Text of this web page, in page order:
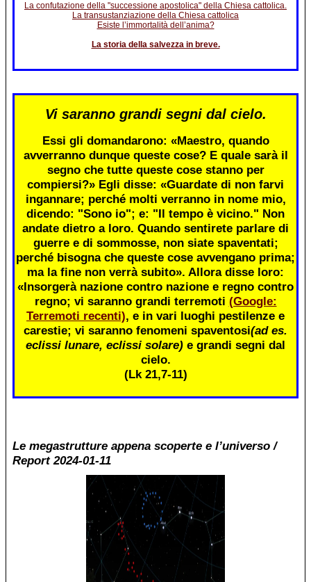
La confutazione della "successione apostolica" della Chiesa cattolica.
La transustanziazione della Chiesa cattolica
Esiste l’immortalità dell’anima?
La storia della salvezza in breve.
Vi saranno grandi segni dal cielo.
Essi gli domandarono: «Maestro, quando
avverranno dunque queste cose? E quale sarà il
segno che tutte queste cose stanno per
compiersi?» Egli disse: «Guardate di non farvi
ingannare; perché molti verranno in nome mio,
dicendo: "Sono io"; e: "Il tempo è vicino." Non
andate dietro a loro. Quando sentirete parlare di
guerre e di sommosse, non siate spaventati;
perché bisogna che queste cose avvengano prima;
ma la fine non verrà subito». Allora disse loro:
«Insorgerà nazione contro nazione e regno contro
regno; vi saranno grandi terremoti (Google:
Terremoti recenti), e in vari luoghi pestilenze e
carestie; vi saranno fenomeni spaventosi(ad es.
eclissi lunare, eclissi solare) e grandi segni dal
cielo.
(Lk 21,7-11)
Le megastrutture appena scoperte e l’universo /
Report 2024-01-11